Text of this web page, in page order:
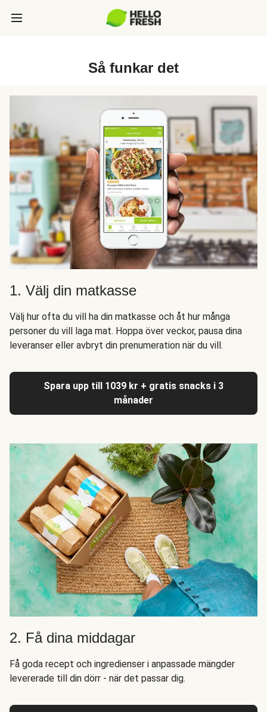
Så funkar det
1. Välj din matkasse
Välj hur ofta du vill ha din matkasse och åt hur många
personer du vill laga mat. Hoppa över veckor, pausa dina
leveranser eller avbryt din prenumeration när du vill.
Spara upp till 1039 kr + gratis snacks i 3
månader
2. Få dina middagar
Få goda recept och ingredienser i anpassade mängder
levererade till din dörr - när det passar dig.